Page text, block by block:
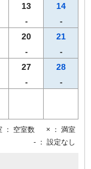
13
-
14
-
20
-
21
-
27
-
28
-
： 空室数 × ： 満室
- ： 設定なし